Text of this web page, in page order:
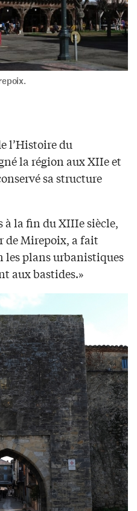
l’Histoire du
la région aux XIIe et
sa structure
à la fin du XIIIe siècle,
de Mirepoix, a fait
les plans urbanistiques
aux bastides.»